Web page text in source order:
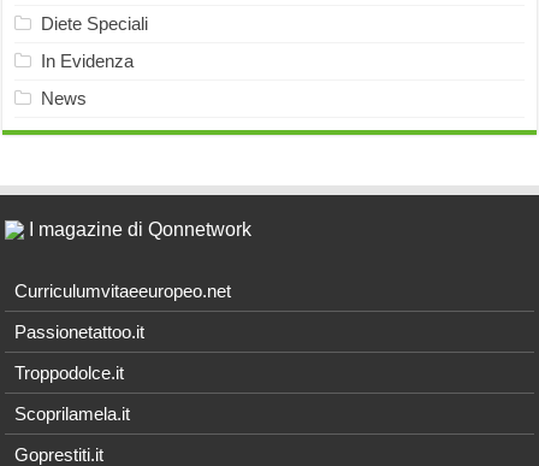
Diete Speciali
In Evidenza
News
I magazine di Qonnetwork
Curriculumvitaeeuropeo.net
Passionetattoo.it
Troppodolce.it
Scoprilamela.it
Goprestiti.it